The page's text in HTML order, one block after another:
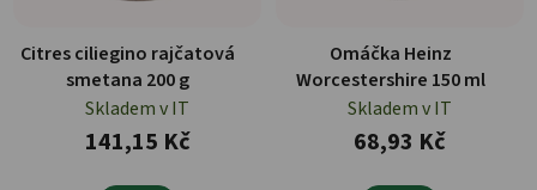
Citres ciliegino rajčatová
smetana 200 g
Skladem v IT
141,15 Kč
Omáčka Heinz
Worcestershire 150 ml
Skladem v IT
68,93 Kč